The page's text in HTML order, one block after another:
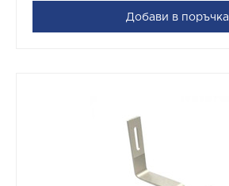
Добави в поръчка